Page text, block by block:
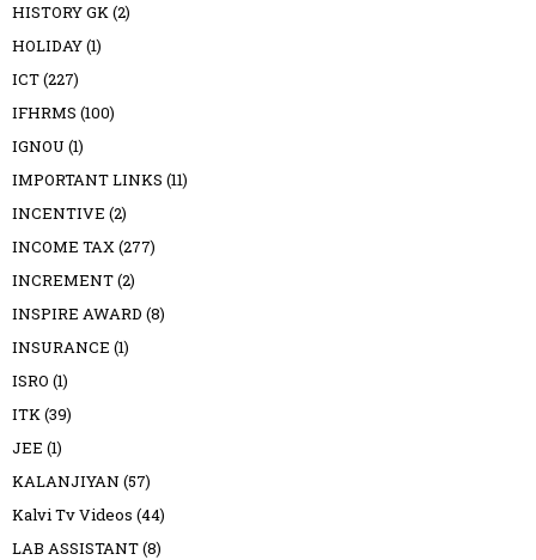
HISTORY GK(2)
HOLIDAY(1)
ICT(227)
IFHRMS (100)
IGNOU (1)
IMPORTANT LINKS (11)
INCENTIVE (2)
INCOME TAX(277)
INCREMENT(2)
INSPIRE AWARD (8)
INSURANCE (1)
ISRO (1)
ITK(39)
JEE (1)
KALANJIYAN (57)
Kalvi Tv Videos (44)
LAB ASSISTANT(8)